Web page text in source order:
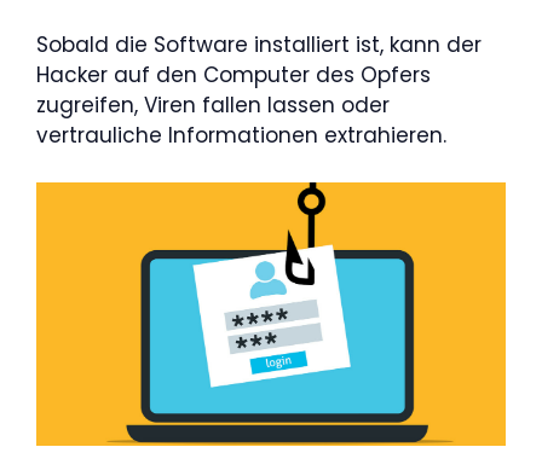
Sobald die Software installiert ist, kann der
Hacker auf den Computer des Opfers
zugreifen, Viren fallen lassen oder
vertrauliche Informationen extrahieren.